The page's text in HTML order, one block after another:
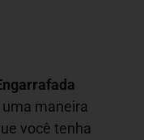
maneira
você tenha